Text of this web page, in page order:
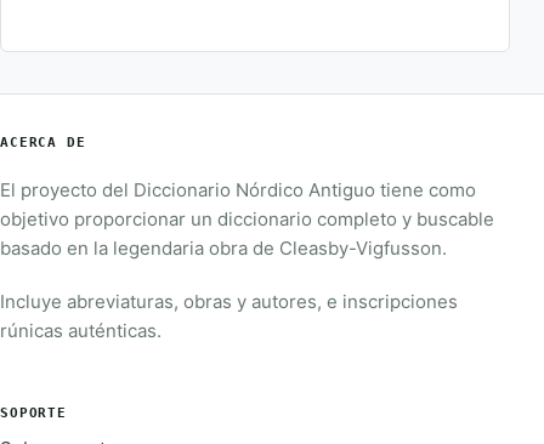
ACERCA DE
El proyecto del Diccionario Nórdico Antiguo tiene como
objetivo proporcionar un diccionario completo y buscable
basado en la legendaria obra de Cleasby-Vigfusson.
Incluye abreviaturas, obras y autores, e inscripciones
rúnicas auténticas.
SOPORTE